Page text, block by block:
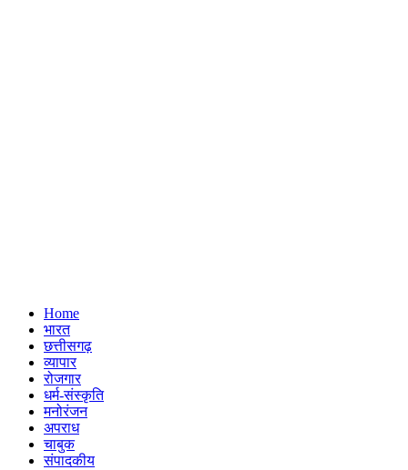
Home
भारत
छत्तीसगढ़
व्यापार
रोजगार
धर्म-संस्कृति
मनोरंजन
अपराध
चाबुक
संपादकीय